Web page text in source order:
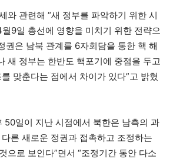
와 관련해 “새 정부를 파악하기 위한 시
9일 총선에 영향을 미치기 위한 전략으
권은 남북 관계를 6자회담을 통한 핵 해
새 정부는 한반도 핵포기에 중점을 두고
맞춘다는 점에서 차이가 있다”고 밝혔
50일이 지난 시점에서 북한은 남측의 과
른 새로운 정권과 접촉하고 조정하는
으로 보인다”면서 “조정기간 동안 다소